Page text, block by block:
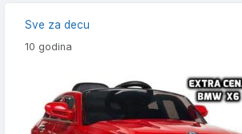
Sve za decu
10 godina